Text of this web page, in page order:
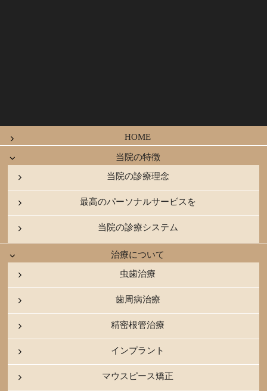
HOME
当院の特徴
当院の診療理念
最高のパーソナルサービスを
当院の診療システム
治療について
虫歯治療
歯周病治療
精密根管治療
インプラント
マウスピース矯正